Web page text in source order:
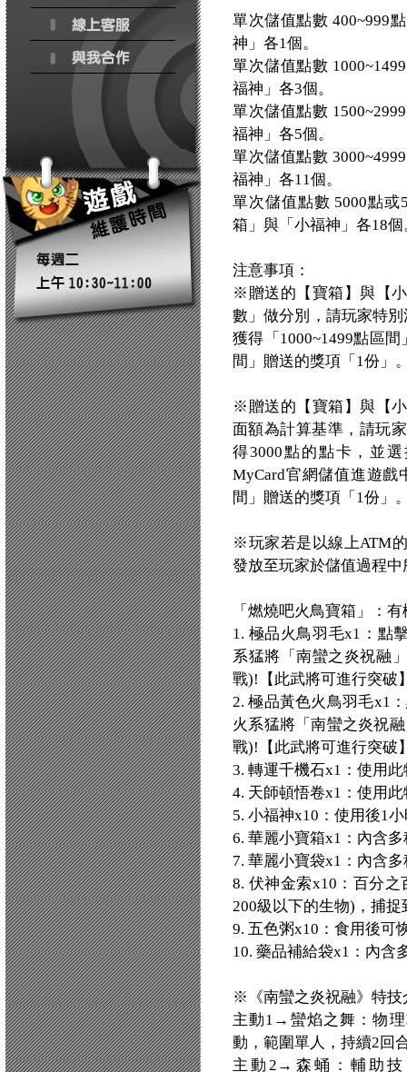
單次儲值點數 400~999
神」各1個。
單次儲值點數
福神」各3個。
單次儲值點數
福神」各5個。
單次儲值點數
福神」各11個。
單次儲值點數 5000點
箱」與「小福神」各18個
注意事項：
※贈送的【寶箱】與【
數」做分別，請玩家特
獲得「1000~1499點區
間」贈送的獎項「1份」
※贈送的【寶箱】與【
面額為計算基準，請玩
得3000點的點卡，並
MyCard官網儲值進遊戲
間」贈送的獎項「1份」
※玩家若是以線上ATM
發放至玩家於儲值過程
「燃燒吧火鳥寶箱」：
1. 極品火鳥羽毛x1：點
系猛將「南蠻之炎祝融
戰)!【此武將可進行突破
2. 極品黃色火鳥羽毛x1
火系猛將「南蠻之炎祝
戰)!【此武將可進行突破
3. 轉運千機石x1：使用
4. 天師頓悟卷x1：使用
5. 小福神x10：使用後1
6. 華麗小寶箱x1：內含
7. 華麗小寶袋x1：內含
8. 伏神金索x10：百分
200級以下的生物)，捕
9. 五色粥x10：食用後可
10. 藥品補給袋x1：內含
※《南蠻之炎祝融》特技
主動1→蠻焰之舞：物理
動，範圍單人，持續2回
主動2→森蛹：輔助